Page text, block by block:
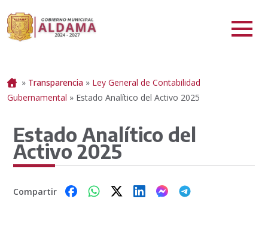
Portada
» Transparencia » Ley General de Contabilidad
Gubernamental » Estado Analítico del Activo 2025
Estado Analítico del
Activo 2025
Compartir